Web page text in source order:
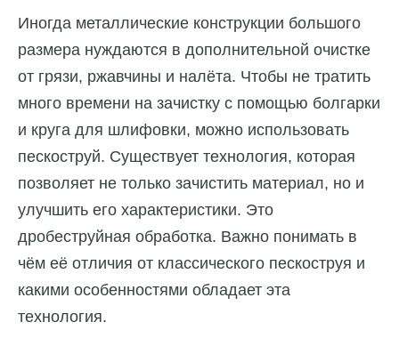
Иногда металлические конструкции большого
размера нуждаются в дополнительной очистке
от грязи, ржавчины и налёта. Чтобы не тратить
много времени на зачистку с помощью болгарки
и круга для шлифовки, можно использовать
пескоструй. Существует технология, которая
позволяет не только зачистить материал, но и
улучшить его характеристики. Это
дробеструйная обработка. Важно понимать в
чём её отличия от классического пескоструя и
какими особенностями обладает эта
технология.